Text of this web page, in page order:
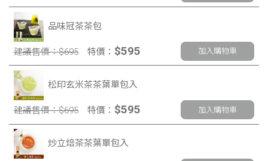
品味冠茶茶包
建議售價：$695 特價： $595 加入購物車
松印玄米茶茶葉單包入
建議售價：$695 特價： $595 加入購物車
炒立焙茶茶葉單包入